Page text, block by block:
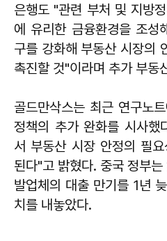
은행도 "관련 부처 및 지방
에 유리한 금융환경을 조성
구를 강화해 부동산 시장의
촉진할 것"이라며 추가 부동
골드만삭스는 최근 연구노
정책의 추가 완화를 시사했
서 부동산 시장 안정의 필
된다"고 밝혔다. 중국 정부
발업체의 대출 만기를 1년
치를 내놓았다.